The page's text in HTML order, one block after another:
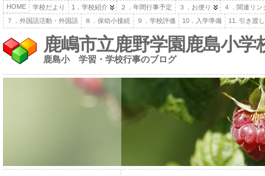
HOME 学校だより 1．学校紹介 ２．年間行事予定 ３．お便り
４．関連リン
７．外国語活動・外国語
８．保幼小接続 ９．学校評価 10．入学準備 11. 引き渡
鹿嶋市立鹿野学園鹿島小学
鹿島小 学習・学校行事のブログ